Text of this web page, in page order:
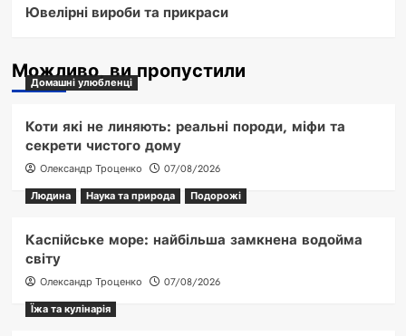
Ювелірні вироби та прикраси
Можливо, ви пропустили
Домашні улюбленці
Коти які не линяють: реальні породи, міфи та
секрети чистого дому
Олександр Троценко
07/08/2026
Людина
Наука та природа Подорожі
Каспійське море: найбільша замкнена водойма
світу
Олександр Троценко
07/08/2026
Їжа та кулінарія